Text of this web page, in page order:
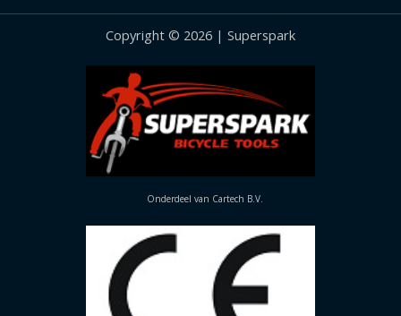
Copyright © 2026 | Superspark
Onderdeel van Cartech B.V.